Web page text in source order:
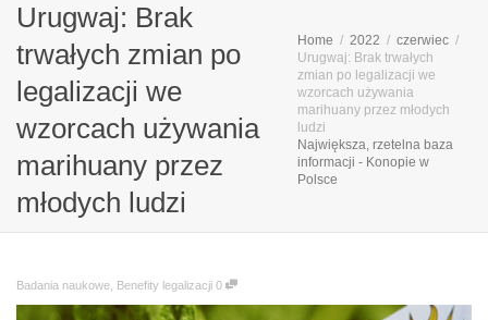
Urugwaj: Brak
trwałych zmian po
legalizacji we
wzorcach używania
marihuany przez
młodych ludzi
Home 2022
czerwiec
Urugwaj: Brak trwałych
zmian po legalizacji we
wzorcach używania
marihuany przez młodych
ludzi
Największa, rzetelna baza
informacji - Konopie w
Polsce
Badania naukowe Benefity legalizacji 0